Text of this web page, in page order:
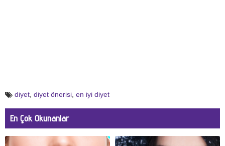
diyet diyet önerisi en iyi diyet
En Çok Okunanlar